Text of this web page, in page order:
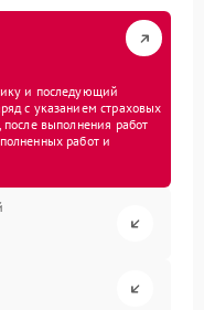
и последующий
с указанием страховых
после выполнения работ
работ и